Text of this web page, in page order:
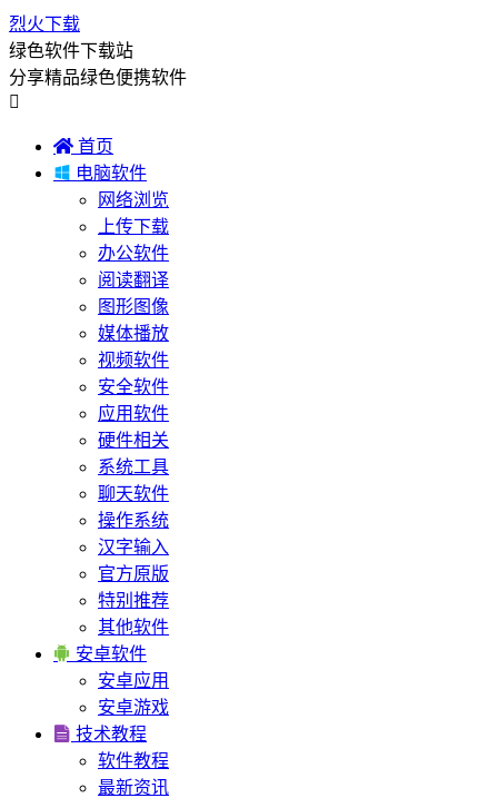
烈火下载
绿色软件下载站
分享精品绿色便携软件

 首页
 电脑软件
网络浏览
上传下载
办公软件
阅读翻译
图形图像
媒体播放
视频软件
安全软件
应用软件
硬件相关
系统工具
聊天软件
操作系统
汉字输入
官方原版
特别推荐
其他软件
 安卓软件
安卓应用
安卓游戏
 技术教程
软件教程
最新资讯